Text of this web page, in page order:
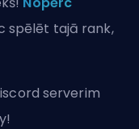
spēlēt tajā rank,
serverim